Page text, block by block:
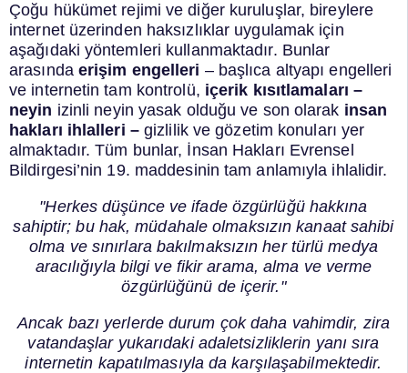
Çoğu hükümet rejimi ve diğer kuruluşlar, bireylere
internet üzerinden haksızlıklar uygulamak için
aşağıdaki yöntemleri kullanmaktadır. Bunlar
arasında erişim engelleri – başlıca altyapı engelleri
ve internetin tam kontrolü, içerik kısıtlamaları –
neyin izinli neyin yasak olduğu ve son olarak insan
hakları ihlalleri –gizlilik ve gözetim konuları yer
almaktadır. Tüm bunlar, İnsan Hakları Evrensel
Bildirgesi’nin 19. maddesinin tam anlamıyla ihlalidir.
"Herkes düşünce ve ifade özgürlüğü hakkına
sahiptir; bu hak, müdahale olmaksızın kanaat sahibi
olma ve sınırlara bakılmaksızın her türlü medya
aracılığıyla bilgi ve fikir arama, alma ve verme
özgürlüğünü de içerir."
Ancak bazı yerlerde durum çok daha vahimdir, zira
vatandaşlar yukarıdaki adaletsizliklerin yanı sıra
internetin kapatılmasıyla da karşılaşabilmektedir.